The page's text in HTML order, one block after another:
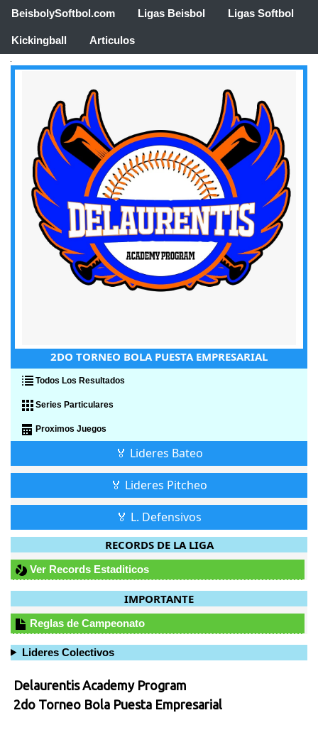
BeisbolySoftbol.com Ligas Beisbol Ligas Softbol
Kickingball Articulos
2DO TORNEO BOLA PUESTA EMPRESARIAL
Todos Los Resultados
Series Particulares
Proximos Juegos
🏅 Lideres Bateo
🏅 Lideres Pitcheo
🏅 L. Defensivos
RECORDS DE LA LIGA
Ver Records Estaditicos
IMPORTANTE
Reglas de Campeonato
Lideres Colectivos
Delaurentis Academy Program
2do Torneo Bola Puesta Empresarial